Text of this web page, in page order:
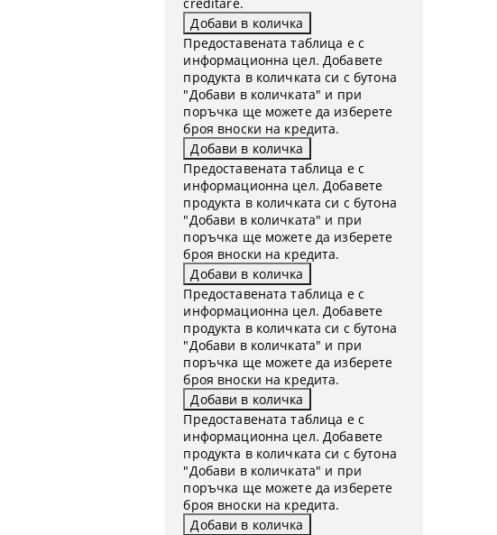
Предоставената таблица е с
информационна цел. Добавете
продукта в количката си с бутона
"Добави в количката" и при
поръчка ще можете да изберете
броя вноски на кредита.
Предоставената таблица е с
информационна цел. Добавете
продукта в количката си с бутона
"Добави в количката" и при
поръчка ще можете да изберете
броя вноски на кредита.
Предоставената таблица е с
информационна цел. Добавете
продукта в количката си с бутона
"Добави в количката" и при
поръчка ще можете да изберете
броя вноски на кредита.
Предоставената таблица е с
информационна цел. Добавете
продукта в количката си с бутона
"Добави в количката" и при
поръчка ще можете да изберете
броя вноски на кредита.